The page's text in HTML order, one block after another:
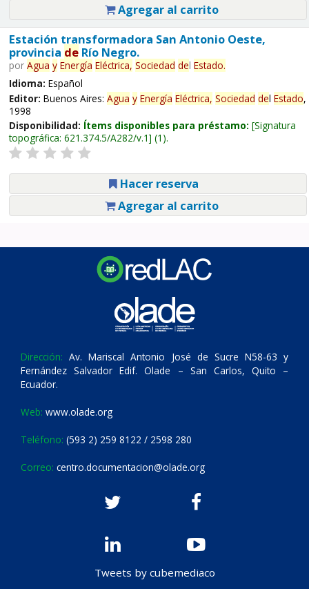
Agregar al carrito
Estación transformadora San Antonio Oeste,
provincia deRío Negro.
por Agua y Energía Eléctrica, Sociedad del Estado.
Idioma: Español
Editor: Buenos Aires: Agua y Energía Eléctrica, Sociedad del Estado,
1998
Disponibilidad: Ítems disponibles para préstamo: Signatura
topográfica: 621.374.5/A282/v.1 (1).
Hacer reserva
Agregar al carrito
Dirección: Av. Mariscal Antonio José de Sucre N58-63 y
Fernández Salvador Edif. Olade – San Carlos, Quito –
Ecuador.
Web: www.olade.org
Teléfono: (593 2) 259 8122 / 2598 280
Correo: centro.documentacion@olade.org
Tweets by cubemediaco